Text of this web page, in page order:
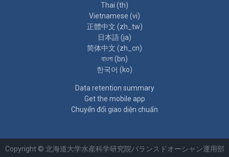
Thai ‎(th)‎
Vietnamese ‎(vi)‎
正體中文 ‎(zh_tw)‎
日本語 ‎(ja)‎
简体中文 ‎(zh_cn)‎
বাংলা ‎(bn)‎
한국어 ‎(ko)‎
Data retention summary
Get the mobile app
Chuyển đổi giao diện chuẩn
Copyright © 北海道大学水産科学研究院バランスドオーシャン運用部